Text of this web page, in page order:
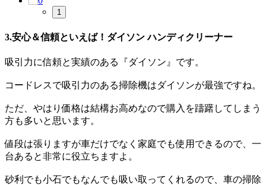
1
3.安心＆信頼といえば！ダイソン ハンディクリーナー
吸引力に信頼と実績のある『ダイソン』です。
コードレスで吸引力のある掃除機はダイソンが最強ですね。
ただ、やはり価格は結構お高めなので購入を躊躇してしまう
方も多いと思います。
値段は張りますが車だけでなく家庭でも使用できるので、一
台あると非常に役立ちますよ。
砂利でも小石でもなんでも吸い取ってくれるので、車の掃除